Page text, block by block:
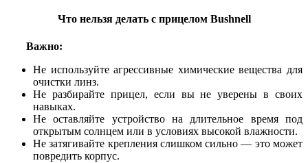
Что нельзя делать с прицелом Bushnell
Важно:
Не используйте агрессивные химические вещества для
очистки линз.
Не разбирайте прицел, если вы не уверены в своих
навыках.
Не оставляйте устройство на длительное время под
открытым солнцем или в условиях высокой влажности.
Не затягивайте крепления слишком сильно — это может
повредить корпус.